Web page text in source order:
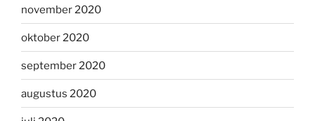
november 2020
oktober 2020
september 2020
augustus 2020